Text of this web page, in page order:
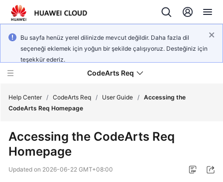
Bu sayfa henüz yerel dilinizde mevcut değildir. Daha fazla dil
seçeneği eklemek için yoğun bir şekilde çalışıyoruz. Desteğiniz için
teşekkür ederiz.
CodeArts Req
New
Overview
Help Center / CodeArts Req / User Guide / Accessing the
CodeArts Req Homepage
Accessing the CodeArts Req
Homepage
Updated on 2026-06-22 GMT+08:00